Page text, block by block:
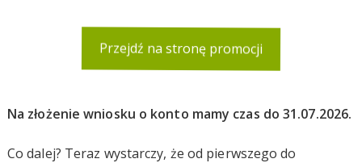
Przejdź na stronę promocji
Na złożenie wniosku o konto mamy czas do 31.07.2026.
Co dalej? Teraz wystarczy, że od pierwszego do